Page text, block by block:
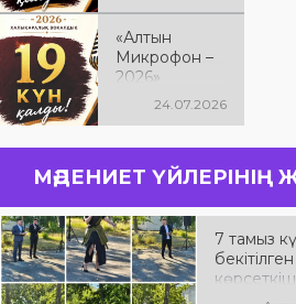
күн қалды
«Алтын
Микрофон –
2026»
халықаралық
24.07.2026
МӘДЕНИЕТ
7 тамыз
аясында